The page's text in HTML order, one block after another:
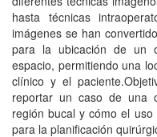
hasta técnicas
imágenes se han
para la ubicación de un
espacio, permitiendo una
clínico y el
reportar un caso de una
región bucal y cómo el
para la planificación